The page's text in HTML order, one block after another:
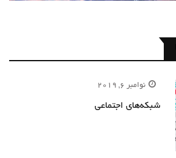
نوامبر 6, 2019
شبکه‌های اجتماعی